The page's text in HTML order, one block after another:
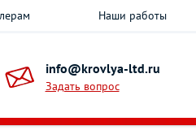
Наши работы
info@krovlya-ltd.ru
Задать вопрос